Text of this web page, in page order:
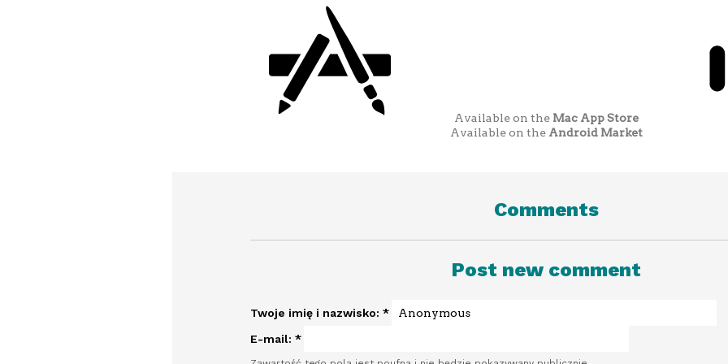
Available on the Mac App Store
Available on the Android Market
Comments
Post new comment
Twoje imię i nazwisko: *
E-mail: *